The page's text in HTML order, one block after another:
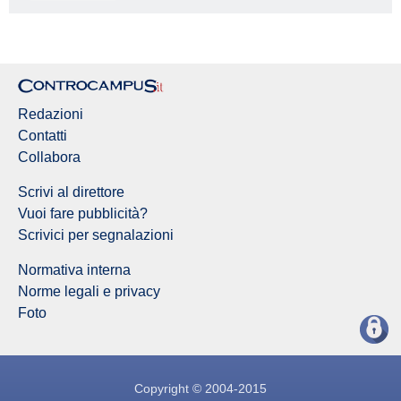
Redazioni
Contatti
Collabora
Scrivi al direttore
Vuoi fare pubblicità?
Scrivici per segnalazioni
Normativa interna
Norme legali e privacy
Foto
Copyright © 2004-2015